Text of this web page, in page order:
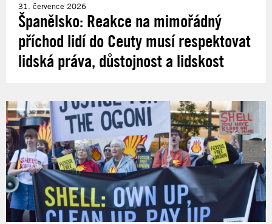
31. července 2026
Španělsko: Reakce na mimořádný
příchod lidí do Ceuty musí respektovat
lidská práva, důstojnost a lidskost